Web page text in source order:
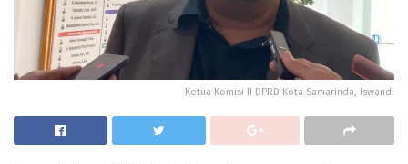
Ketua Komisi II DPRD Kota Samarinda, Iswandi